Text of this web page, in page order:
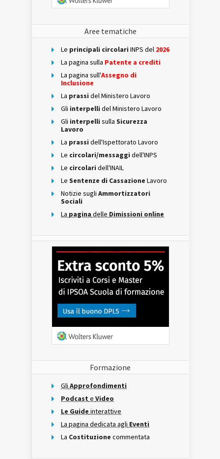
Aree tematiche
Le principali circolari INPS del 2026
La pagina sulla Patente a crediti
La pagina sull'Assegno di
Inclusione
La prassi del Ministero Lavoro
Gli interpelli del Ministero Lavoro
Gli interpelli sulla Sicurezza
Lavoro
La prassi dell'Ispettorato Lavoro
Le circolari/messaggi dell'INPS
Le circolari dell'INAIL
Le Sentenze di Cassazione Lavoro
Notizie sugli Ammortizzatori
Sociali
La pagina delle Dimissioni online
Formazione
Gli Approfondimenti
Podcast e Video
Le Guide interattive
La pagina dedicata agli Eventi
La Costituzione commentata